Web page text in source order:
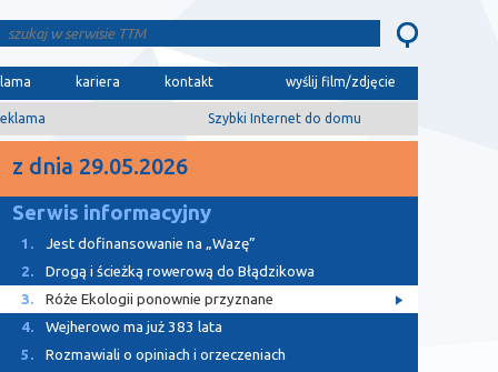
kariera kontakt wyślij film/zdjęcie
Szybki Internet do domu
z dnia 29.05.2026
Serwis informacyjny
1.
Jest dofinansowanie na „Wazę”
2.
Drogą i ścieżką rowerową do Błądzikowa
3.
Róże Ekologii ponownie przyznane
4.
Wejherowo ma już 383 lata
5.
Rozmawiali o opiniach i orzeczeniach